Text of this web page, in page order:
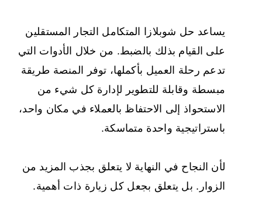
يساعد حل شوبلازا المتكامل التجار المستقلين
على القيام بذلك بالضبط. من خلال الأدوات التي
تدعم رحلة العميل بأكملها، توفر المنصة طريقة
مبسطة وقابلة للتطوير لإدارة كل شيء من
الاستحواذ إلى الاحتفاظ بالعملاء في مكان واحد،
باستراتيجية واحدة متماسكة.
لأن النجاح في النهاية لا يتعلق بجذب المزيد من
الزوار. بل يتعلق بجعل كل زيارة ذات أهمية.